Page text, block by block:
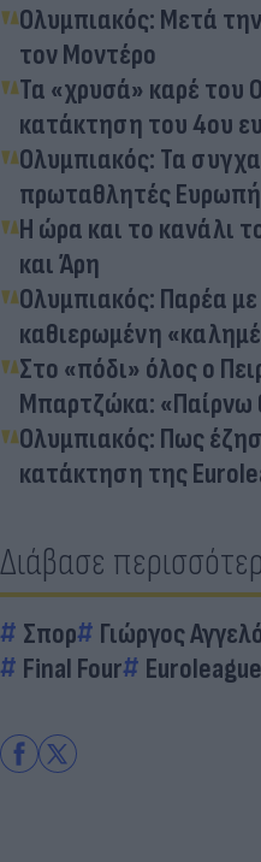
Ολυμπιακός: Μετά την
τον Μοντέρο
Τα «χρυσά» καρέ του
κατάκτηση του 4ου
Ολυμπιακός: Τα
πρωταθλητές
Η ώρα και το κανάλι
και Άρη
Ολυμπιακός: Παρέα
καθιερωμένη
Στο «πόδι» όλος ο
Μπαρτζώκα: «Παίρνω
Ολυμπιακός: Πως
κατάκτηση της
Διάβασε
Σπορ Γιώργος
Final Four
Euroleague